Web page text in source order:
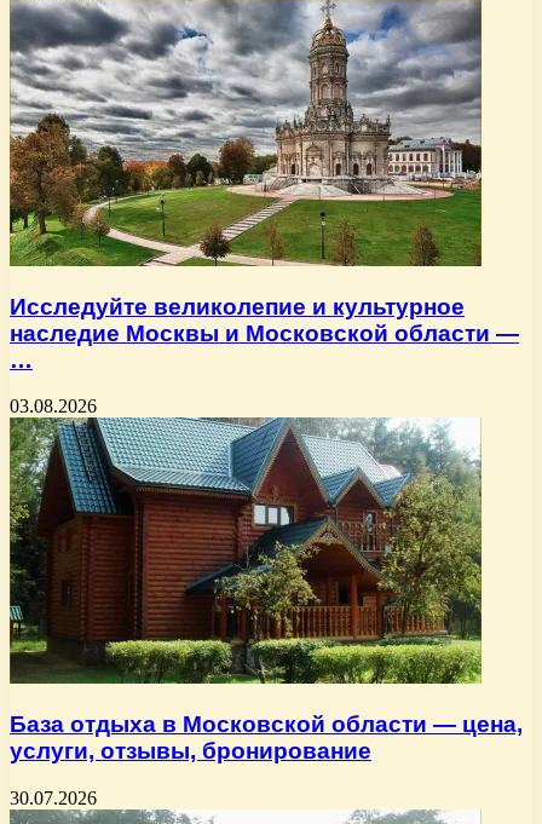
Исследуйте великолепие и культурное
наследие Москвы и Московской области —
…
03.08.2026
База отдыха в Московской области — цена,
услуги, отзывы, бронирование
30.07.2026